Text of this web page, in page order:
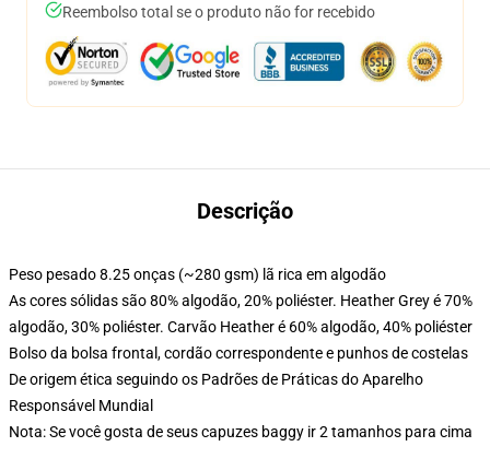
Reembolso total se o produto não for recebido
Descrição
Peso pesado 8.25 onças (~280 gsm) lã rica em algodão
As cores sólidas são 80% algodão, 20% poliéster. Heather Grey é 70%
algodão, 30% poliéster. Carvão Heather é 60% algodão, 40% poliéster
Bolso da bolsa frontal, cordão correspondente e punhos de costelas
De origem ética seguindo os Padrões de Práticas do Aparelho
Responsável Mundial
Nota: Se você gosta de seus capuzes baggy ir 2 tamanhos para cima